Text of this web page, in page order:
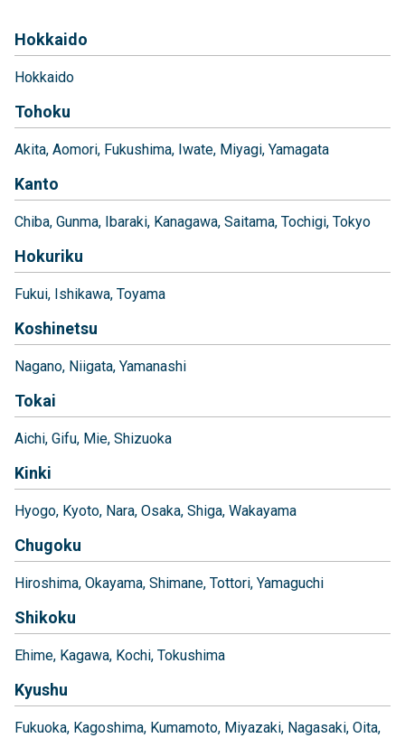
Hokkaido
Hokkaido
Tohoku
Akita Aomori Fukushima Iwate Miyagi Yamagata
Kanto
Chiba Gunma Ibaraki Kanagawa Saitama Tochigi Tokyo
Hokuriku
Fukui Ishikawa Toyama
Koshinetsu
Nagano Niigata Yamanashi
Tokai
Aichi Gifu Mie Shizuoka
Kinki
Hyogo Kyoto Nara Osaka Shiga Wakayama
Chugoku
Hiroshima Okayama Shimane Tottori Yamaguchi
Shikoku
Ehime Kagawa Kochi Tokushima
Kyushu
Fukuoka Kagoshima Kumamoto Miyazaki Nagasaki Oita